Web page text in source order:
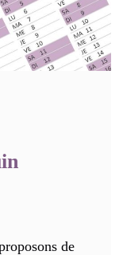
de